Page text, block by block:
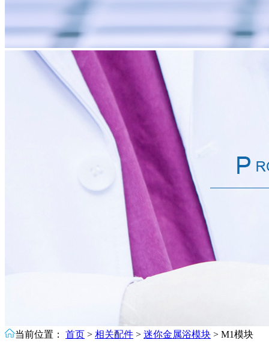
当前位置： 首页 > 相关配件 > 迷你金属浴模块 > M1模块